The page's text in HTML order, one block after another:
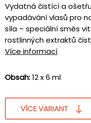
Vydatná čistící a
vypadávání vlasů pro
síla – speciální směs
rostlinných extraktů
Více informací
Obsah:12 x 6 ml
VÍCE VARIANT